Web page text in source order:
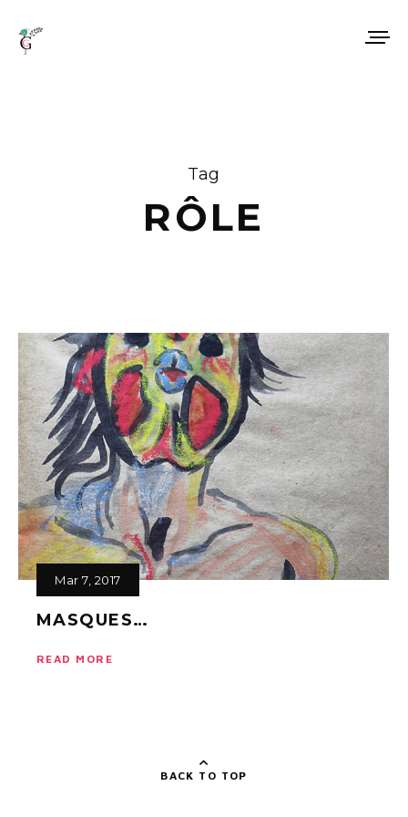
Tag
RÔLE
Mar 7, 2017
MASQUES…
READ MORE
BACK TO TOP